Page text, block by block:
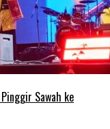
Sawah ke